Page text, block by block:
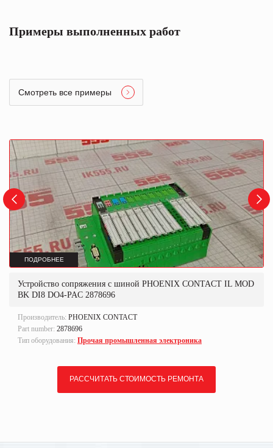
Примеры выполненных работ
Смотреть все примеры
ПОДРОБНЕЕ
Устройство сопряжения с шиной PHOENIX CONTACT IL MOD
BK DI8 DO4-PAC 2878696
Производитель: PHOENIX CONTACT
Part number: 2878696
Тип оборудования: Прочая промышленная электроника
РАССЧИТАТЬ СТОИМОСТЬ РЕМОНТА